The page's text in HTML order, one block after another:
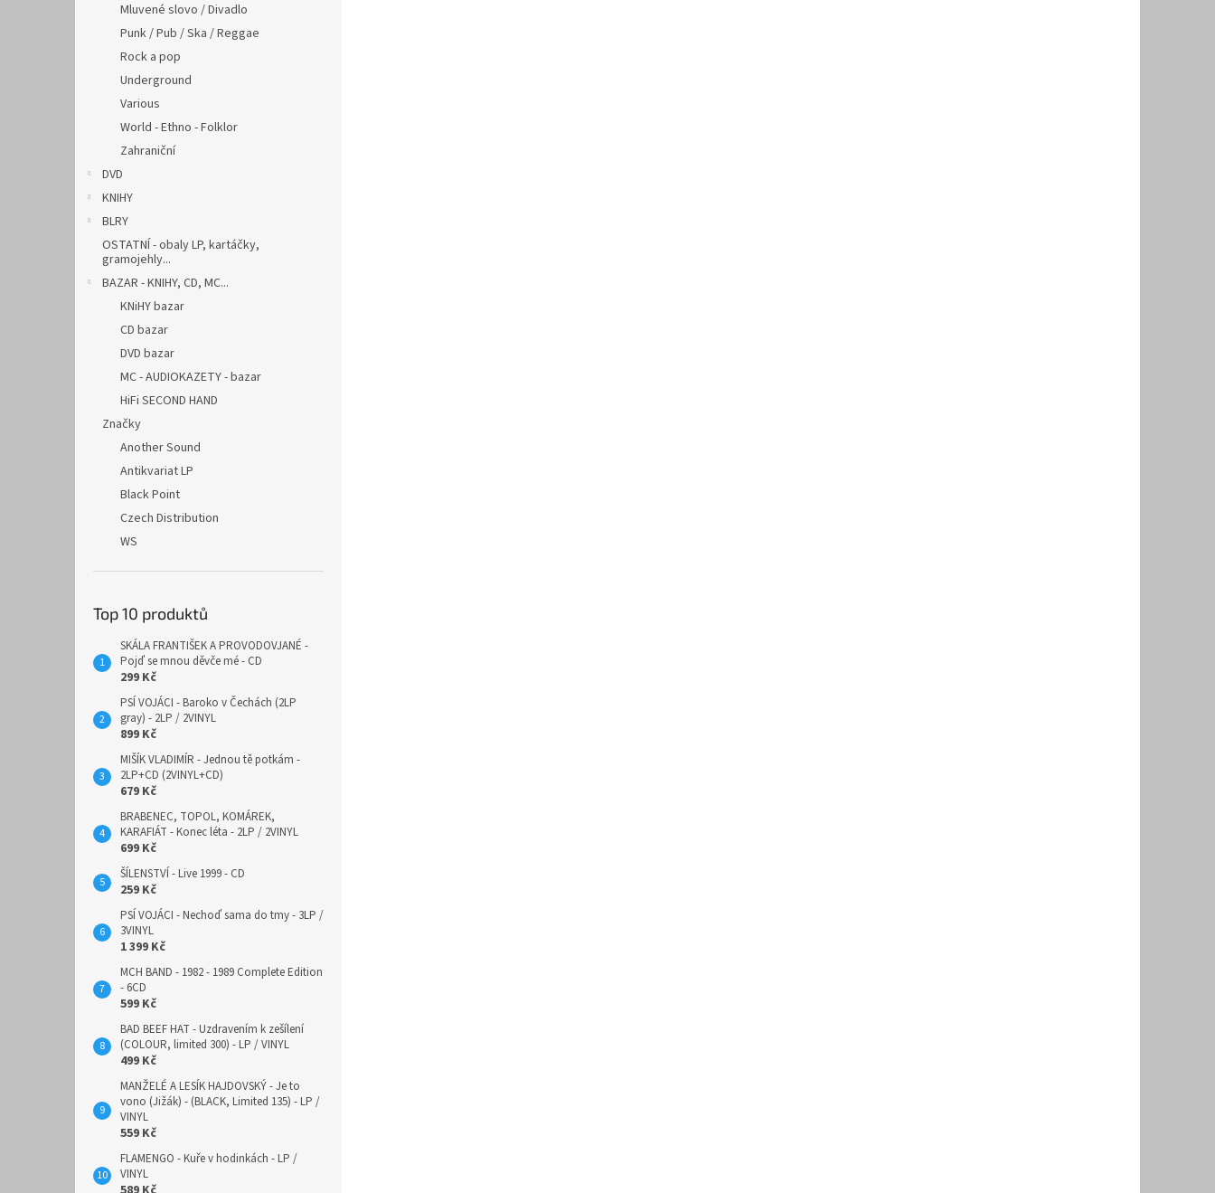
Mluvené slovo / Divadlo
Punk / Pub / Ska / Reggae
Rock a pop
Underground
Various
World - Ethno - Folklor
Zahraniční
DVD
KNIHY
BLRY
OSTATNÍ - obaly LP, kartáčky,
gramojehly...
BAZAR - KNIHY, CD, MC...
KNiHY bazar
CD bazar
DVD bazar
MC - AUDIOKAZETY - bazar
HiFi SECOND HAND
Značky
Another Sound
Antikvariat LP
Black Point
Czech Distribution
WS
Top 10 produktů
SKÁLA FRANTIŠEK A PROVODOVJANÉ -
Pojď se mnou děvče mé - CD
299 Kč
PSÍ VOJÁCI - Baroko v Čechách (2LP
gray) - 2LP / 2VINYL
899 Kč
MIŠÍK VLADIMÍR - Jednou tě potkám -
2LP+CD (2VINYL+CD)
679 Kč
BRABENEC, TOPOL, KOMÁREK,
KARAFIÁT - Konec léta - 2LP / 2VINYL
699 Kč
ŠÍLENSTVÍ - Live 1999 - CD
259 Kč
PSÍ VOJÁCI - Nechoď sama do tmy - 3LP /
3VINYL
1 399 Kč
MCH BAND - 1982 - 1989 Complete Edition
- 6CD
599 Kč
BAD BEEF HAT - Uzdravením k zešílení
(COLOUR, limited 300) - LP / VINYL
499 Kč
MANŽELÉ A LESÍK HAJDOVSKÝ - Je to
vono (Jižák) - (BLACK, Limited 135) - LP /
VINYL
559 Kč
FLAMENGO - Kuře v hodinkách - LP /
VINYL